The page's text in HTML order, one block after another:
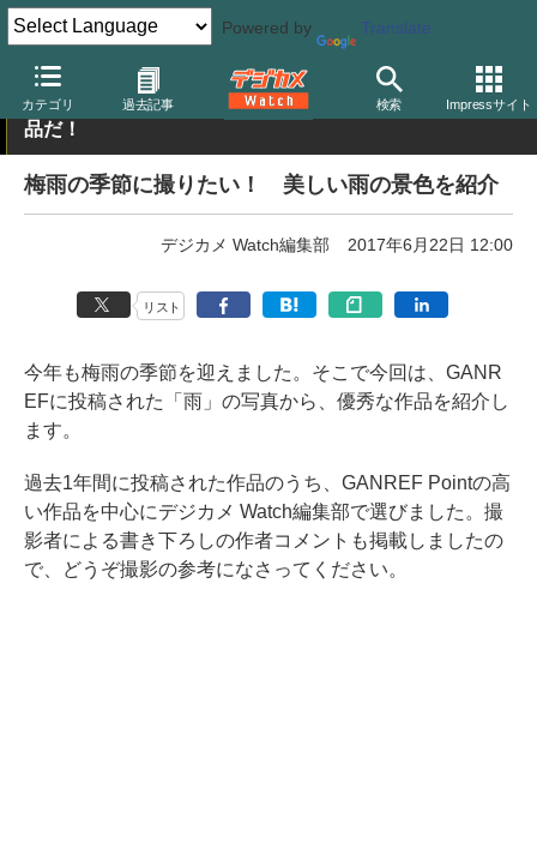
Powered by Translate
カテゴリ 過去記事 検索 Impressサイト
これが写真投稿＆写真共有サイト「GANREF」の優秀作
品だ！
梅雨の季節に撮りたい！ 美しい雨の景色を紹介
デジカメ Watch編集部 2017年6月22日 12:00
リスト
今年も梅雨の季節を迎えました。そこで今回は、GANR
EFに投稿された「雨」の写真から、優秀な作品を紹介し
ます。
過去1年間に投稿された作品のうち、GANREF Pointの高
い作品を中心にデジカメ Watch編集部で選びました。撮
影者による書き下ろしの作者コメントも掲載しましたの
で、どうぞ撮影の参考になさってください。